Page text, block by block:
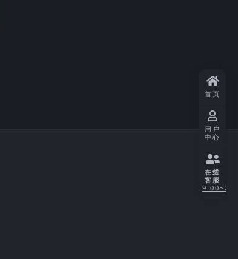
首页
用户
中心
在线
客服